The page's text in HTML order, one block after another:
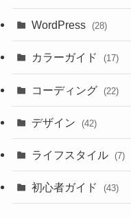
WordPress (28)
カラーガイド (17)
コーディング (22)
デザイン (42)
ライフスタイル (7)
初心者ガイド (43)